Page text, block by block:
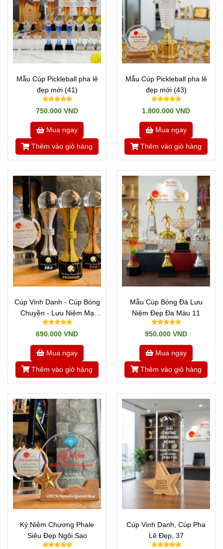
Mẫu Cúp Pickleball pha lê
đẹp mới (41)
750.000 VND
Mua ngay
Thêm vào giỏ hàng
Mẫu Cúp Pickleball pha lê
đẹp mới (43)
1.800.000 VND
Mua ngay
Thêm vào giỏ hàng
Cúp Vinh Danh - Cúp Bóng
Chuyền - Lưu Niệm Mạ
Vàng 2
690.000 VND
Mua ngay
Thêm vào giỏ hàng
Mẫu Cúp Bóng Đá Lưu
Niệm Đẹp Đa Màu 11
950.000 VND
Mua ngay
Thêm vào giỏ hàng
Kỷ Niệm Chương Phale
Siêu Đẹp Ngôi Sao
Cúp Vinh Danh, Cúp Pha
Lê Đẹp, 37